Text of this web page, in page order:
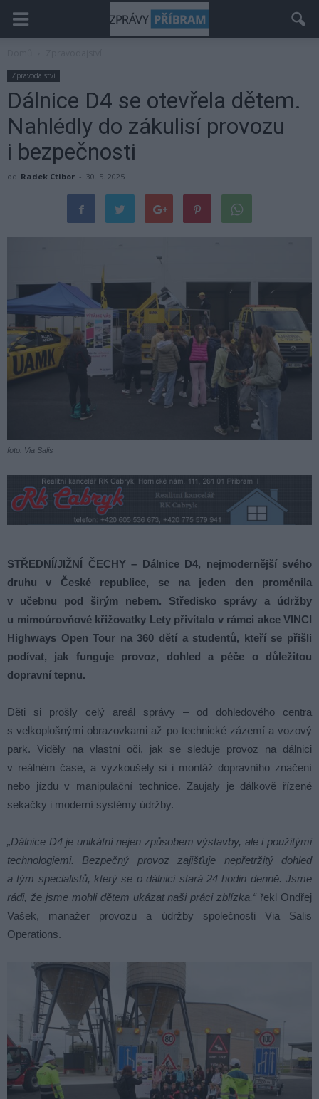
Zpravodajství
Dálnice D4 se otevřela dětem.
Nahlédly do zákulisí provozu
i bezpečnosti
od Radek Ctibor - 30. 5. 2025
foto: Via Salis
STŘEDNÍ/JIŽNÍ ČECHY – Dálnice D4, nejmodernější svého
druhu v České republice, se na jeden den proměnila
v učebnu pod širým nebem. Středisko správy a údržby
u mimoúrovňové křižovatky Lety přivítalo v rámci akce VINCI
Highways Open Tour na 360 dětí a studentů, kteří se přišli
podívat, jak funguje provoz, dohled a péče o důležitou
dopravní tepnu.
Děti si prošly celý areál správy – od dohledového centra
s velkoplošnými obrazovkami až po technické zázemí a vozový
park. Viděly na vlastní oči, jak se sleduje provoz na dálnici
v reálném čase, a vyzkoušely si i montáž dopravního značení
nebo jízdu v manipulační technice. Zaujaly je dálkově řízené
sekačky i moderní systémy údržby.
„Dálnice D4 je unikátní nejen způsobem výstavby, ale i použitými
technologiemi. Bezpečný provoz zajišťuje nepřetržitý dohled
a tým specialistů, který se o dálnici stará 24 hodin denně. Jsme
rádi, že jsme mohli dětem ukázat naši práci zblízka,“ řekl Ondřej
Vašek, manažer provozu a údržby společnosti Via Salis
Operations.